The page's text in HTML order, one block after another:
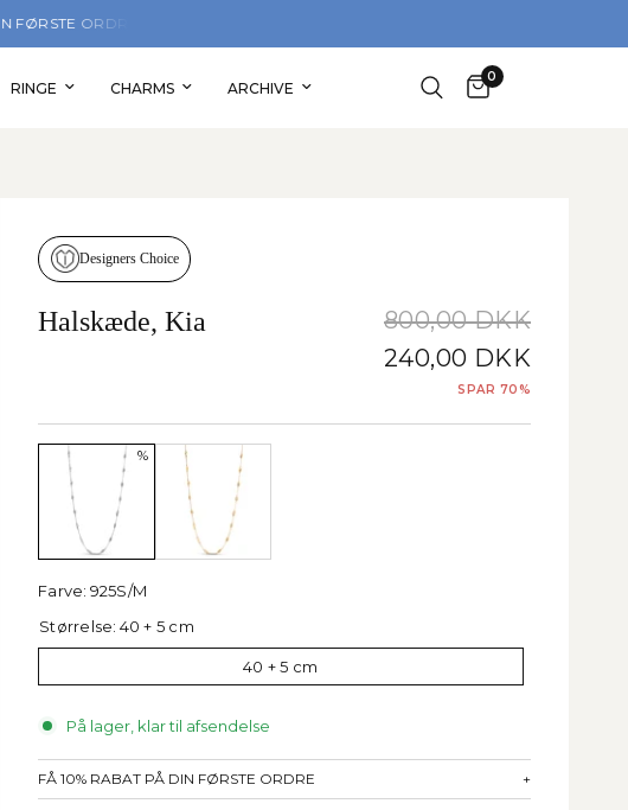
RINGE CHARMS ARCHIVE
0
Designers Choice
Halskæde, Kia
800,00 DKK
240,00 DKK
SPAR 70%
%
Farve: 925S/M
Størrelse: 40 + 5 cm
40 + 5 cm
På lager, klar til afsendelse
FÅ 10% RABAT PÅ DIN FØRSTE ORDRE +